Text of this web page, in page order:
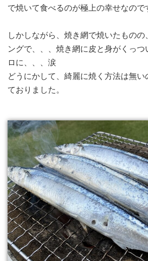
で焼いて食べるのが極上の幸せなので
しかしながら、焼き網で焼いたものの
ングで、、、焼き網に皮と身がくっ
ロに、、、涙
どうにかして、綺麗に焼く方法は無い
ておりました。